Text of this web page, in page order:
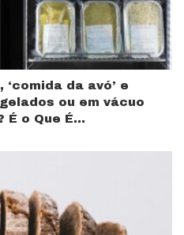
da avó’ e
ou em vácuo
É o Que É…